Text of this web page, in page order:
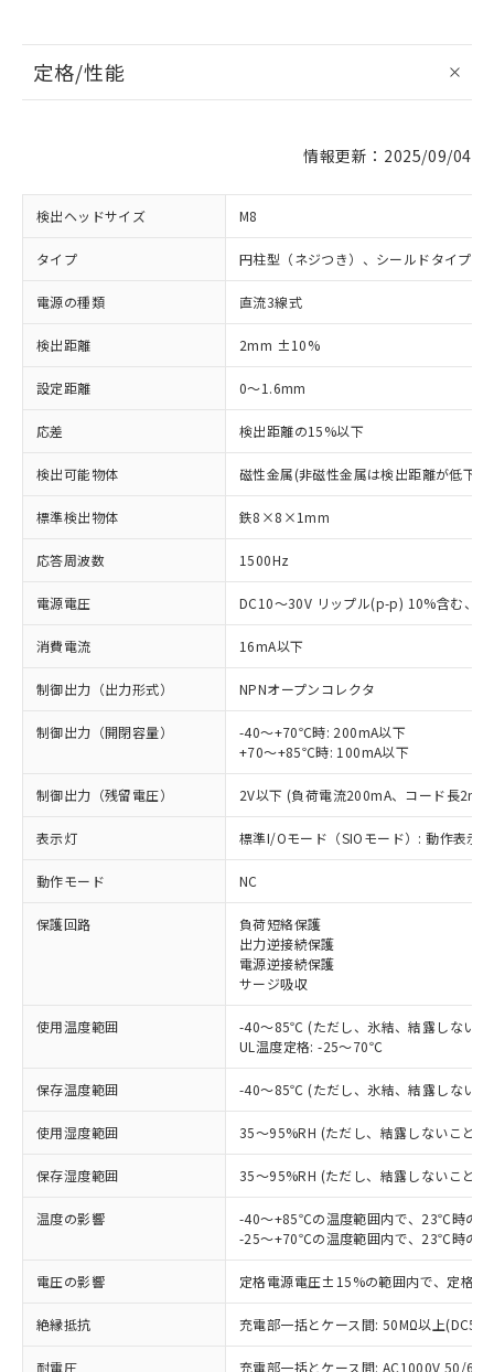
定格/性能
情報更新：2025/09/04
検出ヘッドサイズ M8
タイプ 円柱型（ネジつき）、シールドタイプ
電源の種類 直流3線式
検出距離 2mm ±10%
設定距離 0～1.6mm
応差 検出距離の15%以下
検出可能物体 磁性金属(非磁性金属は検出距離が低下し
標準検出物体 鉄8×8×1mm
応答周波数 1500Hz
電源電圧 DC10～30V リップル(p-p) 10%含む、
消費電流 16mA以下
制御出力（出力形式） NPNオープンコレクタ
制御出力（開閉容量）
-40～+70℃時: 200mA以下
+70～+85℃時: 100mA以下
制御出力（残留電圧） 2V以下 (負荷電流200mA、コード長2m
表示灯 標準I/Oモード（SIOモード）: 動作表示
動作モード NC
保護回路
負荷短絡保護
出力逆接続保護
電源逆接続保護
サージ吸収
使用温度範囲
-40～85℃ (ただし、氷結、結露しないこ
UL温度定格: -25～70℃
保存温度範囲 -40～85℃ (ただし、氷結、結露しないこ
使用湿度範囲 35～95%RH (ただし、結露しないこと)
保存湿度範囲 35～95%RH (ただし、結露しないこと)
温度の影響
-40～+85℃の温度範囲内で、23℃時の
-25～+70℃の温度範囲内で、23℃時の
電圧の影響 定格電源電圧±15%の範囲内で、定格
絶縁抵抗 充電部一括とケース間: 50MΩ以上
耐電圧 充電部一括とケース間: AC1000V 50/
ご利用条件
以下の条件をお読みいただき、同意のうえ
ご利用ください。
本サービスは、当社制御機器事業取扱
商品の当社在庫状況および標準価格
(税抜)を提供させていただくもので
当社制御機器事業取扱商品の中には、
本サービスの対象外となる商品もある
対応済み：EU RoHS指令（10物質）の
非含有に対応した製品が提供可能な商品で
対応予定：EU RoHS指令（10物質）の非含
有に対応した製品に切り替える予定のある
対応予定なし：EU RoHS指令（10物質）の
非含有に非対応の商品で、対応品を出す予
定はありません。
非含有の対応状況を調査中または確認中の
非該当品：ライセンス料など無形物で、有
害物質有無と関係のない商品です。
仕入先様の事情により、非含有部品として
いたものが、含有品と判明した場合などや
むを得ず変更することがあります。
※1 中国RoHS○×表
「○」：最大均質材料含有率が中国RoHSの
基準値以下であることを示します。
「×」：最大均質材料含有率が中国RoHSの
基準値を超えていることを示します。
「－」：未確認です。当社販売部門へお問
当社は、これら貴社製品のうち、外国